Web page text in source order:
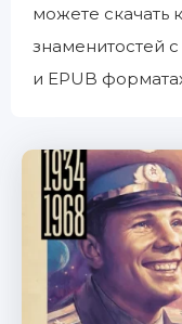
можете скачать
знаменитостей
и EPUB